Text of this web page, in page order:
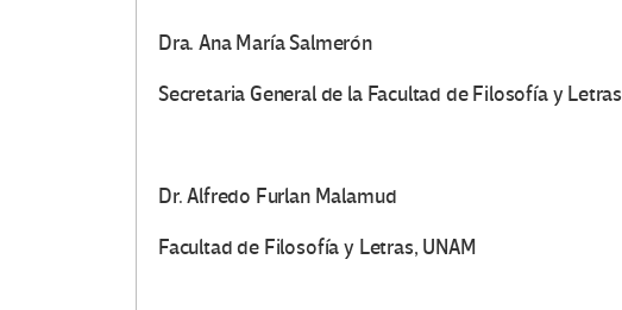
Dra. Ana María Salmerón
Secretaria General de la Facultad de Filosofía y Letras
Dr. Alfredo Furlan Malamud
Facultad de Filosofía y Letras, UNAM